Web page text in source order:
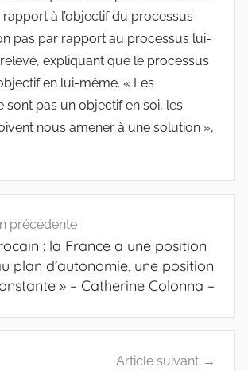
à l’objectif du processus
pas par rapport au processus lui-
expliquant que le processus
en lui-même. « Les
sont pas un objectif en soi, les
nous amener à une solution »,
précédente
: la France a une position
plan d’autonomie, une position
» – Catherine Colonna –
Article suivant